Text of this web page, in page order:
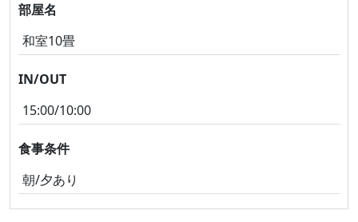
部屋名
和室10畳
IN/OUT
15:00/10:00
食事条件
朝/夕あり